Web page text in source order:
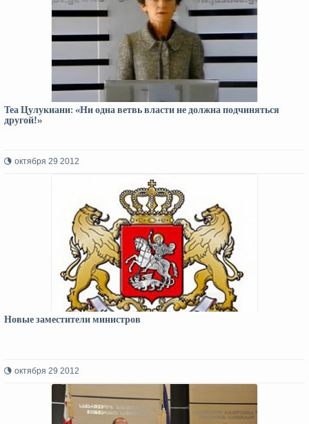
Теа Цулукиани: «Ни одна ветвь власти не должна подчиняться
другой!»
октября 29 2012
Новые заместители министров
октября 29 2012